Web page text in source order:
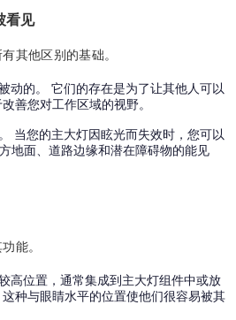
看见
其他区别的基础。
动的。 它们的存在是为了让其他人可以
善您对工作区域的视野。
当您的主大灯因眩光而失效时，您可以
地面、道路边缘和潜在障碍物的能见
能。
高位置，通常集成到主大灯组件中或放
种与眼睛水平的位置使他们很容易被其